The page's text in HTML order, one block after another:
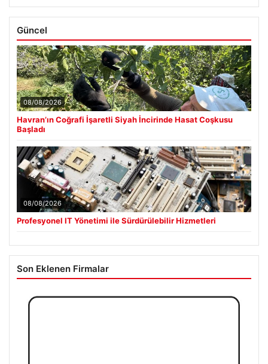
Güncel
08/08/2026
Havran’ın Coğrafi İşaretli Siyah İncirinde Hasat Coşkusu
Başladı
08/08/2026
Profesyonel IT Yönetimi ile Sürdürülebilir Hizmetleri
Son Eklenen Firmalar